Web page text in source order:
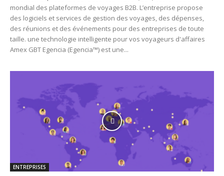
mondial des plateformes de voyages B2B. L’entreprise propose
des logiciels et services de gestion des voyages, des dépenses,
des réunions et des événements pour des entreprises de toute
taille. une technologie intelligente pour vos voyageurs d'affaires
Amex GBT Egencia (Egencia™) est une...
ENTREPRISES